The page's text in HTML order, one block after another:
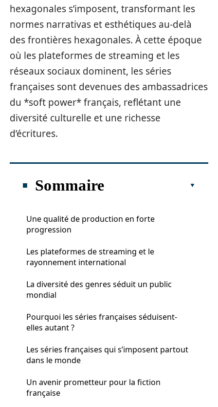
hexagonales s’imposent, transformant les
normes narrativas et esthétiques au-delà
des frontières hexagonales. À cette époque
où les plateformes de streaming et les
réseaux sociaux dominent, les séries
françaises sont devenues des ambassadrices
du *soft power* français, reflétant une
diversité culturelle et une richesse
d’écritures.
Sommaire
Une qualité de production en forte
progression
Les plateformes de streaming et le
rayonnement international
La diversité des genres séduit un public
mondial
Pourquoi les séries françaises séduisent-
elles autant ?
Les séries françaises qui s’imposent partout
dans le monde
Un avenir prometteur pour la fiction
française